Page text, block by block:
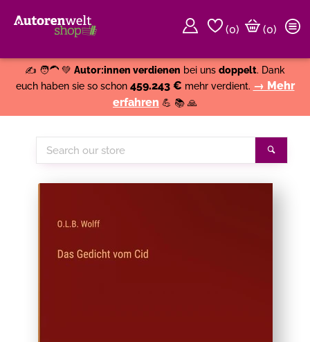
(0)
(0)
✍️ 🧑‍🦱 💚 Autor:innen verdienen bei uns doppelt. Dank
euch haben sie so schon 459.243 € mehr verdient. → Mehr
erfahren 💪 📚 🙏
Search
our